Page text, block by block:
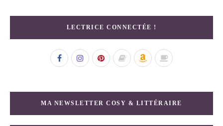
LECTRICE CONNECTÉE !
MA NEWSLETTER COSY & LITTÉRAIRE